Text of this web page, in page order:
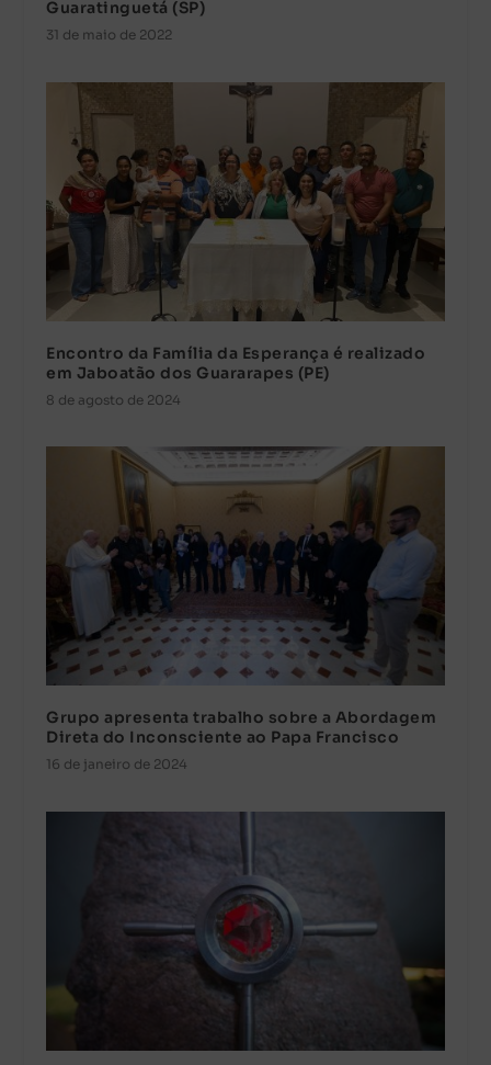
Guaratinguetá (SP)
31 de maio de 2022
Encontro da Família da Esperança é realizado
em Jaboatão dos Guararapes (PE)
8 de agosto de 2024
Grupo apresenta trabalho sobre a Abordagem
Direta do Inconsciente ao Papa Francisco
16 de janeiro de 2024